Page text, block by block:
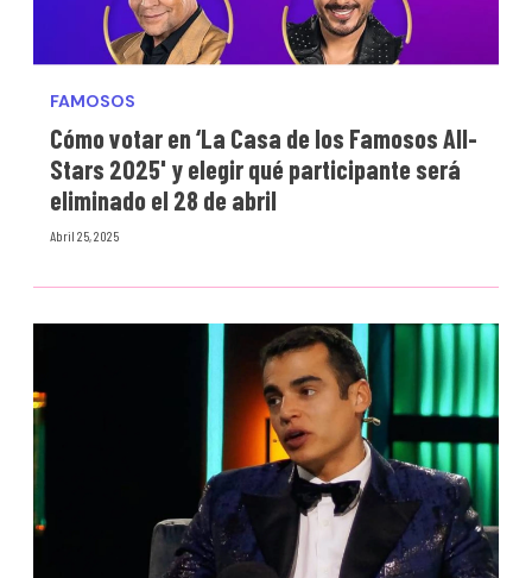
FAMOSOS
Cómo votar en ‘La Casa de los Famosos All-
Stars 2025' y elegir qué participante será
eliminado el 28 de abril
Abril 25, 2025